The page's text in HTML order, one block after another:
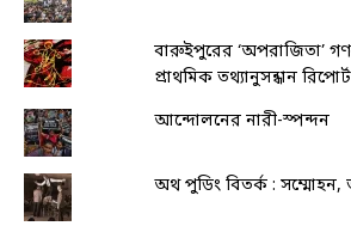
বারুইপুরের ‘অপরাজিতা’
প্রাথমিক তথ্যানুসন্ধান রিপোর্ট
আন্দোলনের নারী-স্পন্দন
অথ পুডিং বিতর্ক : সম্মোহন,